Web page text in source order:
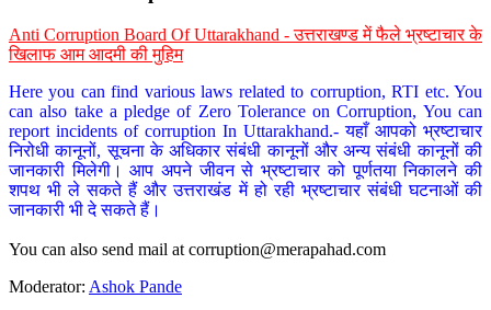
Anti Corruption Board Of Uttarakhand - उत्तराखण्ड में फैले भ्रष्टाचार के
खिलाफ आम आदमी की मुहिम
Here you can find various laws related to corruption, RTI etc. You
can also take a pledge of Zero Tolerance on Corruption, You can
report incidents of corruption In Uttarakhand.- यहाँ आपको भ्रष्टाचार
निरोधी कानूनों, सूचना के अधिकार संबंधी कानूनों और अन्य संबंधी कानूनों की
जानकारी मिलेगी। आप अपने जीवन से भ्रष्टाचार को पूर्णतया निकालने की
शपथ भी ले सकते हैं और उत्तराखंड में हो रही भ्रष्टाचार संबंधी घटनाओं की
जानकारी भी दे सकते हैं।
You can also send mail at corruption@merapahad.com
Moderator: Ashok Pande